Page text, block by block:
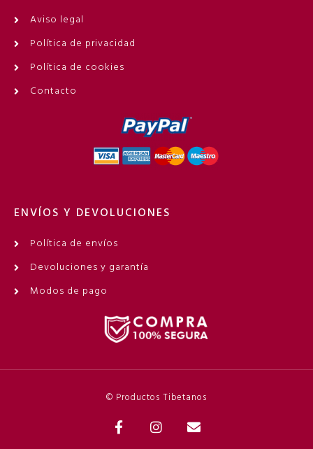
Aviso legal
Política de privacidad
Política de cookies
Contacto
ENVÍOS Y DEVOLUCIONES
Política de envíos
Devoluciones y garantía
Modos de pago
© Productos Tibetanos